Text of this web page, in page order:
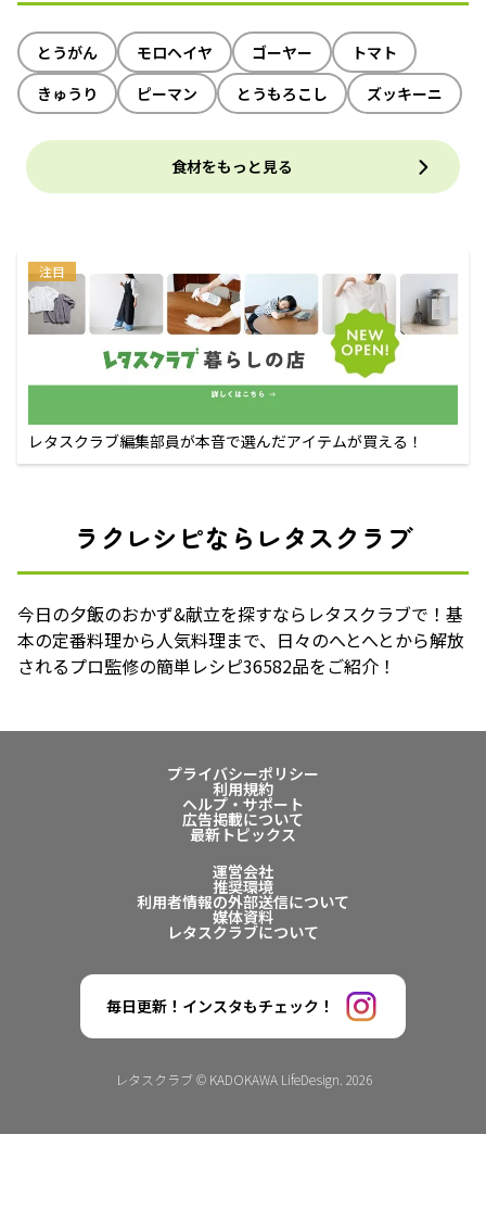
とうがん モロヘイヤ ゴーヤー
トマト
きゅうり
ピーマン とうもろこし ズッキーニ
食材をもっと見る
注目
レタスクラブ編集部員が本音で選んだアイテムが買える！
ラクレシピならレタスクラブ
今日の夕飯のおかず&献立を探すならレタスクラブで！基
本の定番料理から人気料理まで、日々のへとへとから解放
されるプロ監修の簡単レシピ36582品をご紹介！
プライバシーポリシー
利用規約
ヘルプ・サポート
広告掲載について
最新トピックス
運営会社
推奨環境
利用者情報の外部送信について
媒体資料
レタスクラブについて
毎日更新！インスタもチェック！
レタスクラブ © KADOKAWA LifeDesign. 2026